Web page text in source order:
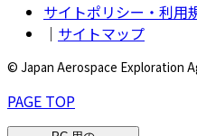
サイトポリシー・利用
｜ サイトマップ
© Japan Aerospace Exploration
PAGE TOP